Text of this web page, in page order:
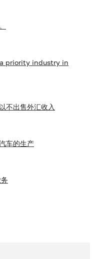
priority industry in
不出售外汇收入
车的生产